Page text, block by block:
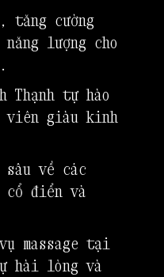
tăng cường
lượng cho
Thạnh tự hào
viên giàu kinh
sâu về các
cổ điển và
massage tại
hài lòng và